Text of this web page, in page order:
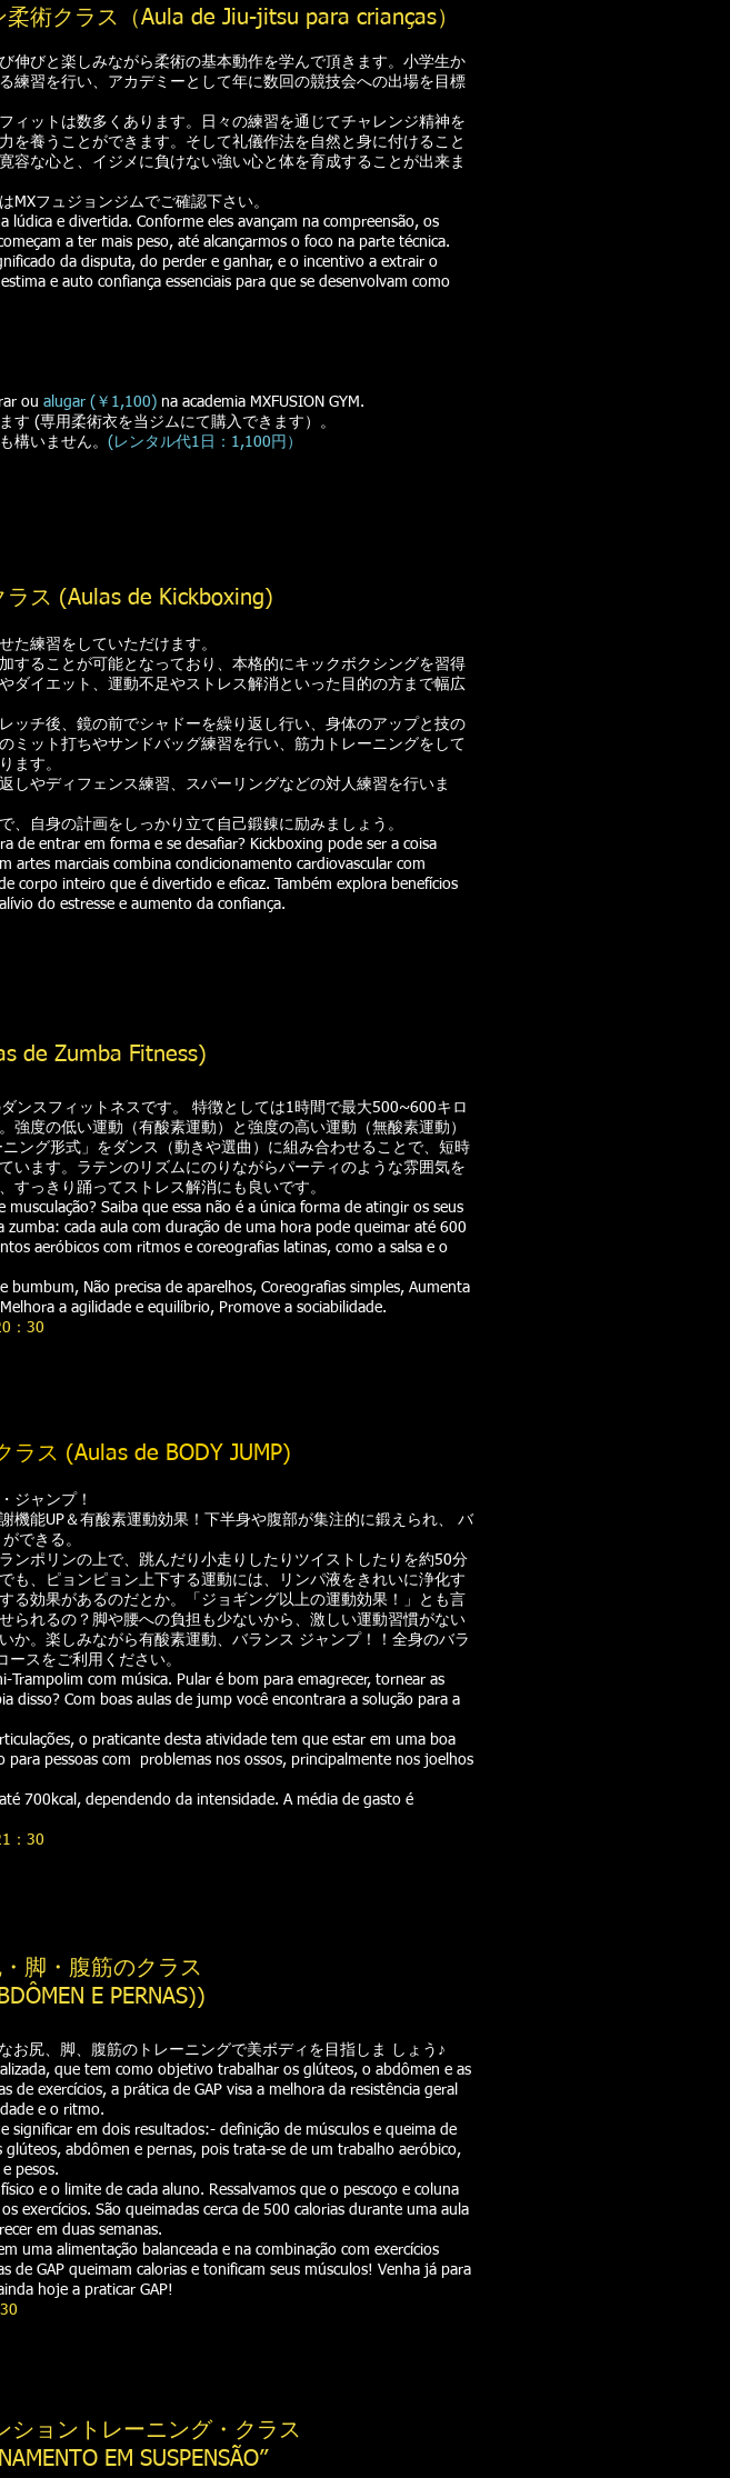
術クラス（Aula de Jiu-jitsu para crianças）
伸びと楽しみながら柔術の基本動作を学んで頂きます。小学生か
練習を行い、アカデミーとして年に数回の競技会への出場を目標
ィットは数多くあります。日々の練習を通じてチャレンジ精神を
を養うことができます。そして礼儀作法を自然と身に付けること
容な心と、イジメに負けない強い心と体を育成することが出来ま
MXフュジョンジムでご確認下さい。
lúdica e divertida. Conforme eles avançam na compreensão, os
a ter mais peso, até alcançarmos o foco na parte técnica.
da disputa, do perder e ganhar, e o incentivo a extrair o
e auto confiança essenciais para que se desenvolvam como
ou alugar (￥1,100) na academia MXFUSION GYM.
す (専用柔術衣を当ジムにて購入できます）。
構いません。 (レンタル代1日：1,100円）
ラス (Aulas de Kickboxing)
た練習をしていただけます。
することが可能となっており、本格的にキックボクシングを習得
ダイエット、運動不足やストレス解消といった目的の方まで幅広
ッチ後、鏡の前でシャドーを繰り返し行い、身体のアップと技の
ミット打ちやサンドバッグ練習を行い、筋力トレーニングをして
ます。
しやディフェンス練習、スパーリングなどの対人練習を行いま
、自身の計画をしっかり立て自己鍛錬に励みましょう。
de entrar em forma e se desafiar? Kickboxing pode ser a coisa
artes marciais combina condicionamento cardiovascular com
corpo inteiro que é divertido e eficaz. Também explora benefícios
do estresse e aumento da confiança.
de Zumba Fitness)
ンスフィットネスです。 特徴としては1時間で最大500~600キロ
強度の低い運動（有酸素運動）と強度の高い運動（無酸素運動）
ング形式」をダンス（動きや選曲）に組み合わせることで、短時
います。ラテンのリズムにのりながらパーティのような雰囲気を
すっきり踊ってストレス解消にも良いです。
musculação? Saiba que essa não é a única forma de atingir os seus
zumba: cada aula com duração de uma hora pode queimar até 600
aeróbicos com ritmos e coreografias latinas, como a salsa e o
bumbum, Não precisa de aparelhos, Coreografias simples, Aumenta
a agilidade e equilíbrio, Promove a sociabilidade.
：30
ラス (Aulas de BODY JUMP)
ジャンプ！
機能UP＆有酸素運動効果！下半身や腹部が集注的に鍛えられ、 バ
できる。
ンポリンの上で、跳んだり小走りしたりツイストしたりを約50分
、ピョンピョン上下する運動には、リンパ液をきれいに浄化す
る効果があるのだとか。「ジョギング以上の運動効果！」とも言
られるの？脚や腰への負担も少ないから、激しい運動習慣がない
か。楽しみながら有酸素運動、バランス ジャンプ！！全身のバラ
ースをご利用ください。
Trampolim com música. Pular é bom para emagrecer, tornear as
disso? Com boas aulas de jump você encontrara a solução para a
o praticante desta atividade tem que estar em uma boa
para pessoas com problemas nos ossos, principalmente nos joelhos
700kcal, dependendo da intensidade. A média de gasto é
：30
脚・腹筋のクラス
E PERNAS))
お尻、脚、腹筋のトレーニングで美ボディを目指しま しょう♪
que tem como objetivo trabalhar os glúteos, o abdômen e as
de exercícios, a prática de GAP visa a melhora da resistência geral
e o ritmo.
significar em dois resultados:- definição de músculos e queima de
glúteos, abdômen e pernas, pois trata-se de um trabalho aeróbico,
pesos.
e o limite de cada aluno. Ressalvamos que o pescoço e coluna
exercícios. São queimadas cerca de 500 calorias durante uma aula
em duas semanas.
uma alimentação balanceada e na combinação com exercícios
de GAP queimam calorias e tonificam seus músculos! Venha já para
hoje a praticar GAP!
ショントレーニング・クラス
EM SUSPENSÃO”